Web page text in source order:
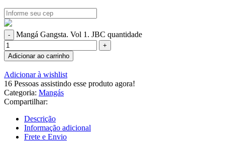
Mangá Gangsta. Vol 1. JBC quantidade
Adicionar ao carrinho
Adicionar à wishlist
16 Pessoas assistindo esse produto agora!
Categoria: Mangás
Compartilhar:
Descrição
Informação adicional
Frete e Envio